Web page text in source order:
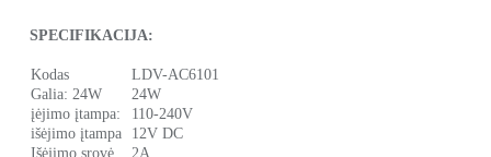
SPECIFIKACIJA:
Kodas
LDV-AC6101
Galia: 24W
24W
įėjimo įtampa:
110-240V
išėjimo įtampa
12V DC
Išėjimo srovė
2A